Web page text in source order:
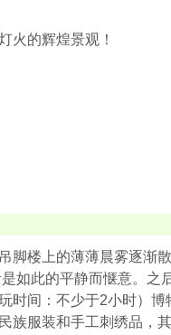
火的辉煌景观！
脚楼上的薄薄晨雾逐渐
如此的平静而惬意。之
时间：不少于2小时）
族服装和手工刺绣品，